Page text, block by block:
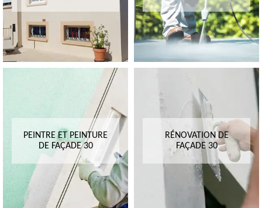
PEINTRE ET PEINTURE
DE FAÇADE 30
RÉNOVATION DE
FAÇADE 30